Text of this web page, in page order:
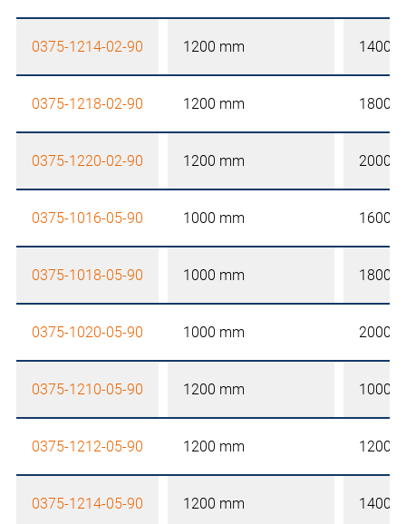
0375-1214-02-90 1200 mm 1400
0375-1218-02-90 1200 mm 1800
0375-1220-02-90 1200 mm 2000
0375-1016-05-90 1000 mm 1600
0375-1018-05-90 1000 mm 1800
0375-1020-05-90 1000 mm 2000
0375-1210-05-90 1200 mm 1000
0375-1212-05-90 1200 mm 1200
0375-1214-05-90 1200 mm 1400